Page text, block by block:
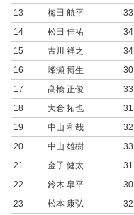
13
梅田 航平 33
14
松田 佳祐 34
15
古川 祥之 34
16
峰瀬 博生 30
17
髙橋 正俊 33
18
大倉 拓也 31
19
中山 和哉 32
20
中山 雄樹 33
21
金子 健太 31
22
鈴木 皐平 30
23
松本 康弘 32